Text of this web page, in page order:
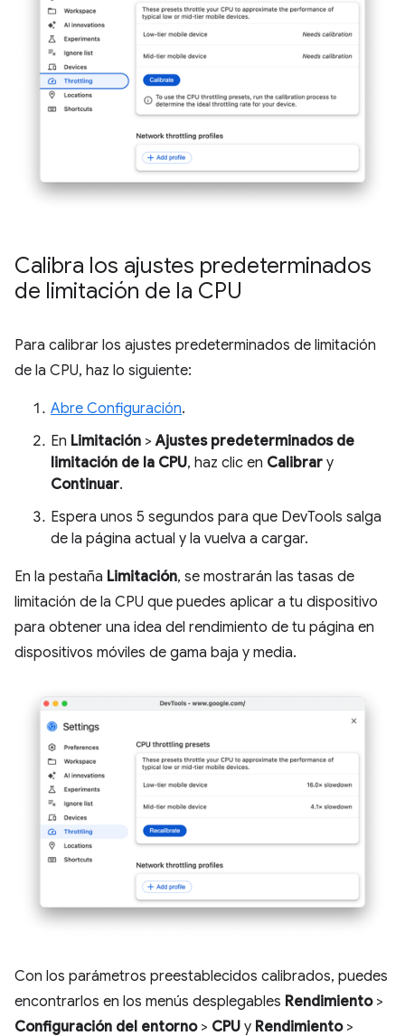
Calibra los ajustes predeterminados
de limitación de la CPU
Para calibrar los ajustes predeterminados de limitación
de la CPU, haz lo siguiente:
Abre Configuración.
En Limitación >Ajustes predeterminados de
limitación de la CPU, haz clic en Calibrar y
Continuar.
Espera unos 5 segundos para que DevTools salga
de la página actual y la vuelva a cargar.
En la pestaña Limitación, se mostrarán las tasas de
limitación de la CPU que puedes aplicar a tu dispositivo
para obtener una idea del rendimiento de tu página en
dispositivos móviles de gama baja y media.
Con los parámetros preestablecidos calibrados, puedes
encontrarlos en los menús desplegables Rendimiento>
Configuración del entorno> CPU y Rendimiento>